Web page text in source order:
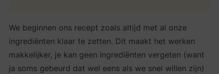
We beginnen ons recept zoals altijd met al onze
ingrediënten klaar te zetten. Dit maakt het werken
makkelijker, je kan geen ingrediënten vergeten (want
ja soms gebeurd dat wel eens als we snel willen zijn)